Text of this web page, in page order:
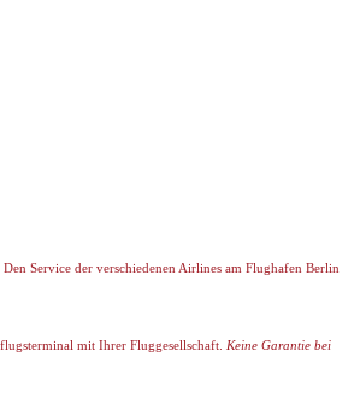
Service der verschiedenen Airlines am Flughafen Berlin
mit Ihrer Fluggesellschaft. Keine Garantie bei